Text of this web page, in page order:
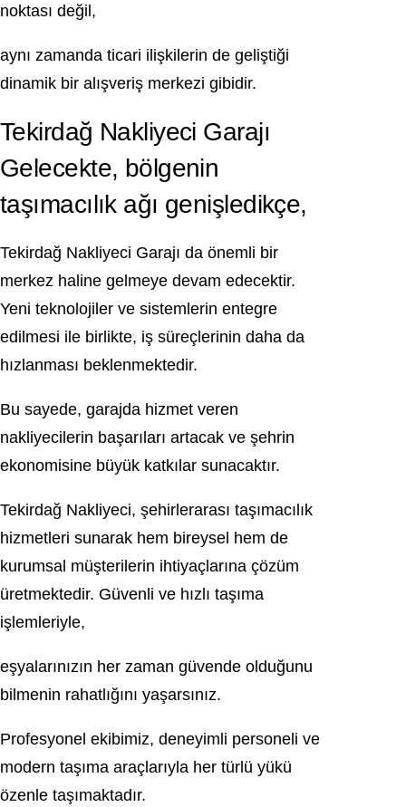
noktası değil,
aynı zamanda ticari ilişkilerin de geliştiği
dinamik bir alışveriş merkezi gibidir.
Tekirdağ Nakliyeci Garajı
Gelecekte, bölgenin
taşımacılık ağı genişledikçe,
Tekirdağ Nakliyeci Garajı da önemli bir
merkez haline gelmeye devam edecektir.
Yeni teknolojiler ve sistemlerin entegre
edilmesi ile birlikte, iş süreçlerinin daha da
hızlanması beklenmektedir.
Bu sayede, garajda hizmet veren
nakliyecilerin başarıları artacak ve şehrin
ekonomisine büyük katkılar sunacaktır.
Tekirdağ Nakliyeci, şehirlerarası taşımacılık
hizmetleri sunarak hem bireysel hem de
kurumsal müşterilerin ihtiyaçlarına çözüm
üretmektedir. Güvenli ve hızlı taşıma
işlemleriyle,
eşyalarınızın her zaman güvende olduğunu
bilmenin rahatlığını yaşarsınız.
Profesyonel ekibimiz, deneyimli personeli ve
modern taşıma araçlarıyla her türlü yükü
özenle taşımaktadır.